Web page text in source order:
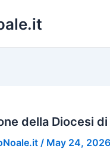
della Diocesi
/ May 24, 2026